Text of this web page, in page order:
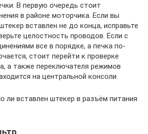
В первую очередь стоит
в районе моторчика. Если вы
вставлен не до конца, исправьте
целостность проводов. Если с
все в порядке, а печка по-
стоит перейти к проверке
а также переключателя режимов
на центральной консоли.
ли вставлен штекер в разъём питания